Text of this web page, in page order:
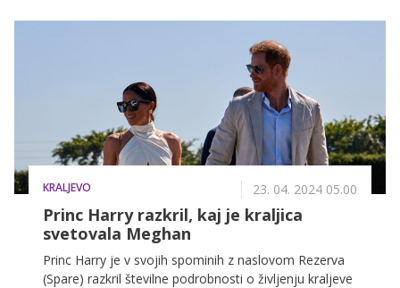
KRALJEVO 23. 04. 2024 05.00
Princ Harry razkril, kaj je kraljica
svetovala Meghan
Princ Harry je v svojih spominih z naslovom Rezerva
(Spare) razkril številne podrobnosti o življenju kraljeve